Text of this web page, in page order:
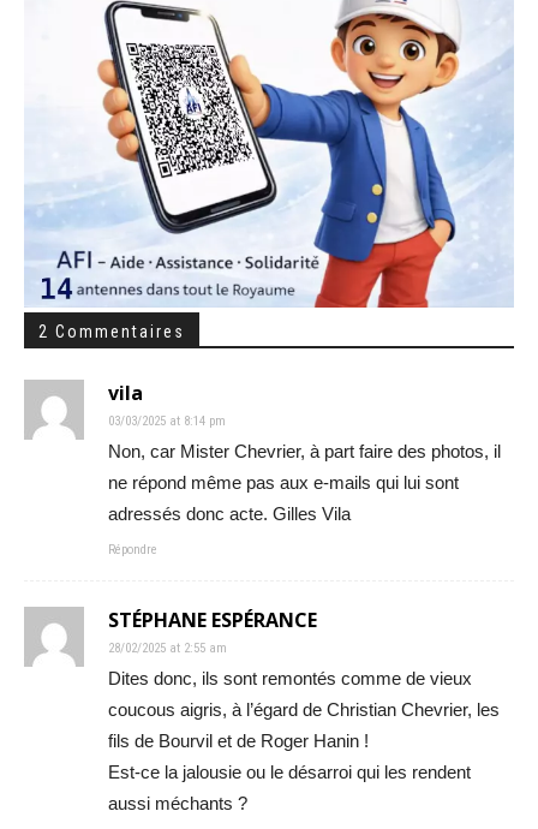
2 Commentaires
vila
03/03/2025 at 8:14 pm
Non, car Mister Chevrier, à part faire des photos, il
ne répond même pas aux e-mails qui lui sont
adressés donc acte. Gilles Vila
Répondre
STÉPHANE ESPÉRANCE
28/02/2025 at 2:55 am
Dites donc, ils sont remontés comme de vieux
coucous aigris, à l’égard de Christian Chevrier, les
fils de Bourvil et de Roger Hanin !
Est-ce la jalousie ou le désarroi qui les rendent
aussi méchants ?